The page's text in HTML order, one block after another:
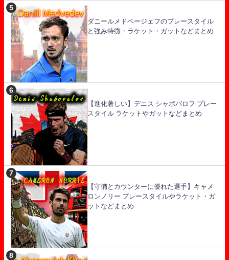
ダニールメドベージェフのプレースタイル
と強み特徴・ラケット・ガットなどまとめ
【進化著しい】デニス シャポバロフ プレー
スタイル ラケットやガットなどまとめ
【守備とカウンターに優れた選手】キャメ
ロンノリー プレースタイルやラケット・ガ
ットなどまとめ